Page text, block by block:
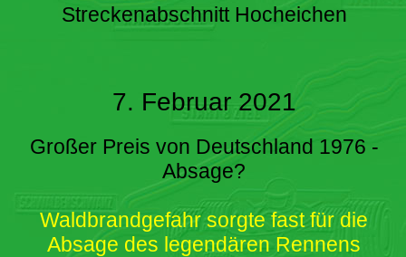
Streckenabschnitt Hocheichen
7. Februar 2021
Großer Preis von Deutschland 1976 -
Absage?
Waldbrandgefahr sorgte fast für die
Absage des legendären Rennens